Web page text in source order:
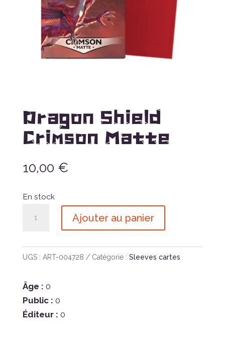
Dragon Shield
Crimson Matte
10,00 €
En stock
Shield
Matte
Ajouter au panier
UGS : ART-004728 Catégorie : Sleeves cartes
Âge : 0
Public : 0
Éditeur : 0